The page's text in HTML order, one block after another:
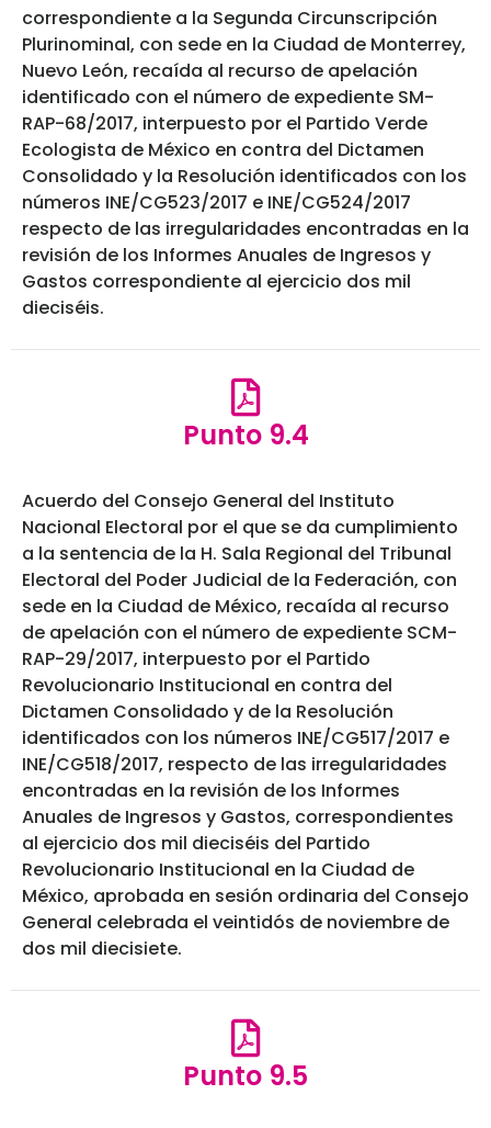
correspondiente a la Segunda Circunscripción
Plurinominal, con sede en la Ciudad de Monterrey,
Nuevo León, recaída al recurso de apelación
identificado con el número de expediente SM-
RAP-68/2017, interpuesto por el Partido Verde
Ecologista de México en contra del Dictamen
Consolidado y la Resolución identificados con los
números INE/CG523/2017 e INE/CG524/2017
respecto de las irregularidades encontradas en la
revisión de los Informes Anuales de Ingresos y
Gastos correspondiente al ejercicio dos mil
dieciséis.
Punto 9.4
Acuerdo del Consejo General del Instituto
Nacional Electoral por el que se da cumplimiento
a la sentencia de la H. Sala Regional del Tribunal
Electoral del Poder Judicial de la Federación, con
sede en la Ciudad de México, recaída al recurso
de apelación con el número de expediente SCM-
RAP-29/2017, interpuesto por el Partido
Revolucionario Institucional en contra del
Dictamen Consolidado y de la Resolución
identificados con los números INE/CG517/2017 e
INE/CG518/2017, respecto de las irregularidades
encontradas en la revisión de los Informes
Anuales de Ingresos y Gastos, correspondientes
al ejercicio dos mil dieciséis del Partido
Revolucionario Institucional en la Ciudad de
México, aprobada en sesión ordinaria del Consejo
General celebrada el veintidós de noviembre de
dos mil diecisiete.
Punto 9.5